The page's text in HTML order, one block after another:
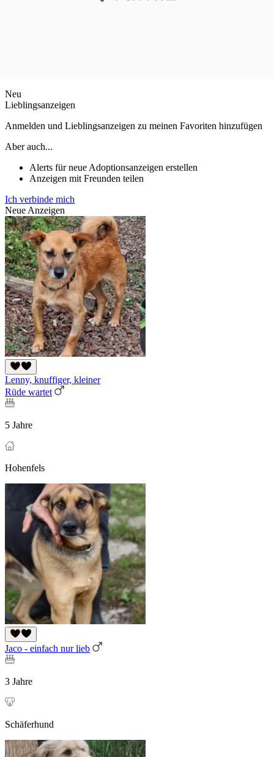
Neu
Lieblingsanzeigen
Anmelden und Lieblingsanzeigen zu meinen Favoriten hinzufügen
Aber auch...
Alerts für neue Adoptionsanzeigen erstellen
Anzeigen mit Freunden teilen
Ich verbinde mich
Neue Anzeigen
Lenny, knuffiger, kleiner
Rüde wartet
5 Jahre
Hohenfels
Jaco - einfach nur lieb
3 Jahre
Schäferhund